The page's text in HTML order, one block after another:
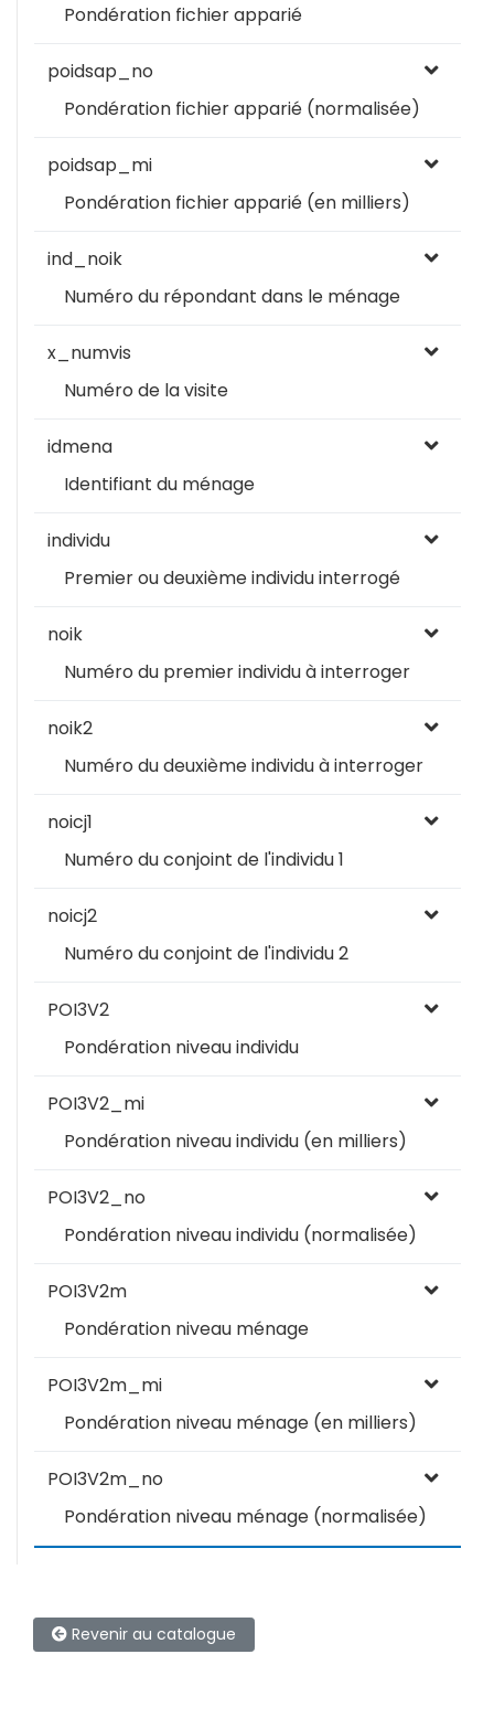
Pondération fichier apparié
poidsap_no
Pondération fichier apparié (normalisée)
poidsap_mi
Pondération fichier apparié (en milliers)
ind_noik
Numéro du répondant dans le ménage
x_numvis
Numéro de la visite
idmena
Identifiant du ménage
individu
Premier ou deuxième individu interrogé
noik
Numéro du premier individu à interroger
noik2
Numéro du deuxième individu à interroger
noicj1
Numéro du conjoint de l'individu 1
noicj2
Numéro du conjoint de l'individu 2
POI3V2
Pondération niveau individu
POI3V2_mi
Pondération niveau individu (en milliers)
POI3V2_no
Pondération niveau individu (normalisée)
POI3V2m
Pondération niveau ménage
POI3V2m_mi
Pondération niveau ménage (en milliers)
POI3V2m_no
Pondération niveau ménage (normalisée)
Revenir au catalogue